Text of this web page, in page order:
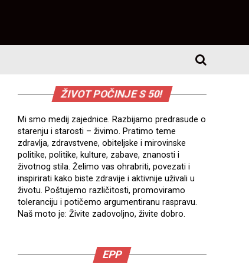
ŽIVOT POČINJE S 50!
Mi smo medij zajednice. Razbijamo predrasude o
starenju i starosti – živimo. Pratimo teme
zdravlja, zdravstvene, obiteljske i mirovinske
politike, politike, kulture, zabave, znanosti i
životnog stila. Želimo vas ohrabriti, povezati i
inspirirati kako biste zdravije i aktivnije uživali u
životu. Poštujemo različitosti, promoviramo
toleranciju i potičemo argumentiranu raspravu.
Naš moto je: Živite zadovoljno, živite dobro.
EPP